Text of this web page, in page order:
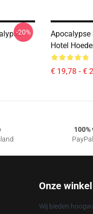
-20%
Apocalypse
Hotel
€ 19,78 - €
Onze winkel
Wij bieden